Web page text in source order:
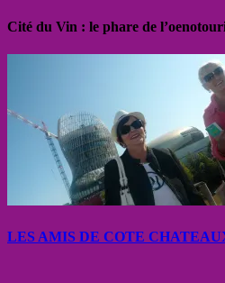
Cité du Vin : le phare de
LES AMIS DE COTE